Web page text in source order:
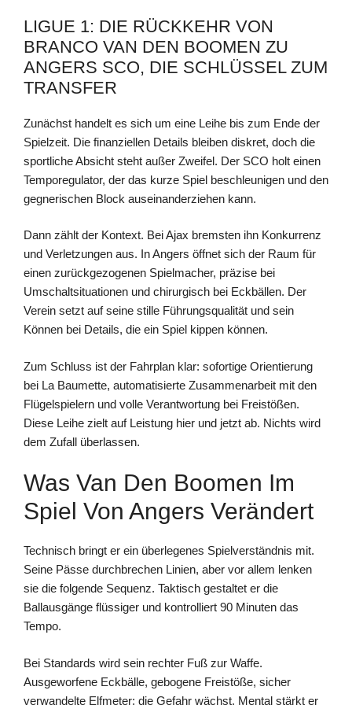
LIGUE 1: DIE RÜCKKEHR VON
BRANCO VAN DEN BOOMEN ZU
ANGERS SCO, DIE SCHLÜSSEL ZUM
TRANSFER
Zunächst handelt es sich um eine Leihe bis zum Ende der
Spielzeit. Die finanziellen Details bleiben diskret, doch die
sportliche Absicht steht außer Zweifel. Der SCO holt einen
Temporegulator, der das kurze Spiel beschleunigen und den
gegnerischen Block auseinanderziehen kann.
Dann zählt der Kontext. Bei Ajax bremsten ihn Konkurrenz
und Verletzungen aus. In Angers öffnet sich der Raum für
einen zurückgezogenen Spielmacher, präzise bei
Umschaltsituationen und chirurgisch bei Eckbällen. Der
Verein setzt auf seine stille Führungsqualität und sein
Können bei Details, die ein Spiel kippen können.
Zum Schluss ist der Fahrplan klar: sofortige Orientierung
bei La Baumette, automatisierte Zusammenarbeit mit den
Flügelspielern und volle Verantwortung bei Freistößen.
Diese Leihe zielt auf Leistung hier und jetzt ab. Nichts wird
dem Zufall überlassen.
Was Van Den Boomen Im
Spiel Von Angers Verändert
Technisch bringt er ein überlegenes Spielverständnis mit.
Seine Pässe durchbrechen Linien, aber vor allem lenken
sie die folgende Sequenz. Taktisch gestaltet er die
Ballausgänge flüssiger und kontrolliert 90 Minuten das
Tempo.
Bei Standards wird sein rechter Fuß zur Waffe.
Ausgeworfene Eckbälle, gebogene Freistöße, sicher
verwandelte Elfmeter: die Gefahr wächst. Mental stärkt er